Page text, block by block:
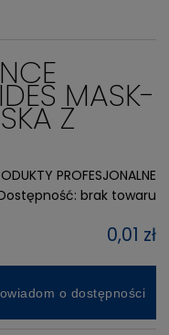
MASK-
Z
PROFESJONALNE
brak towaru
0,01 zł
o dostępności